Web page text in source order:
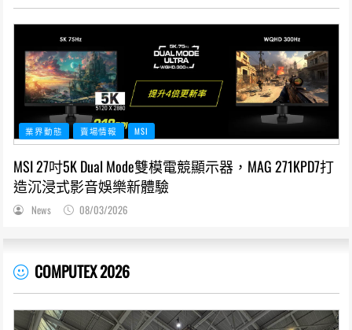
業界動態 賣場情報 MSI
MSI 27吋5K Dual Mode雙模電競顯示器，MAG 271KPD7打
造沉浸式影音娛樂新體驗
News 08/03/2026
COMPUTEX 2026